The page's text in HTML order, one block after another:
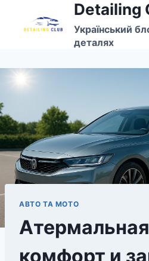
Detailing
Український
деталях
АВТО ТА МОТО
комфорт и